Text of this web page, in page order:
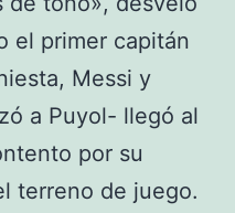
el primer capitán
Messi y
a Puyol- llegó al
por su
terreno de juego.